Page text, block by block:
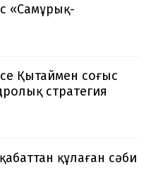
«Самұрық-
Қытаймен соғыс
стратегия
құлаған сәби